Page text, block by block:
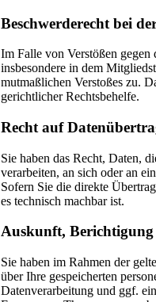
Beschwerderecht bei
Im Falle von Verstößen
insbesondere in dem
mutmaßlichen Verstoßes zu.
gerichtlicher Rechtsbehelfe.
Recht auf
Sie haben das Recht, Daten,
verarbeiten, an sich oder an
Sofern Sie die direkte
es technisch machbar ist.
Auskunft,
Sie haben im Rahmen der
über Ihre gespeicherten
Datenverarbeitung und ggf.